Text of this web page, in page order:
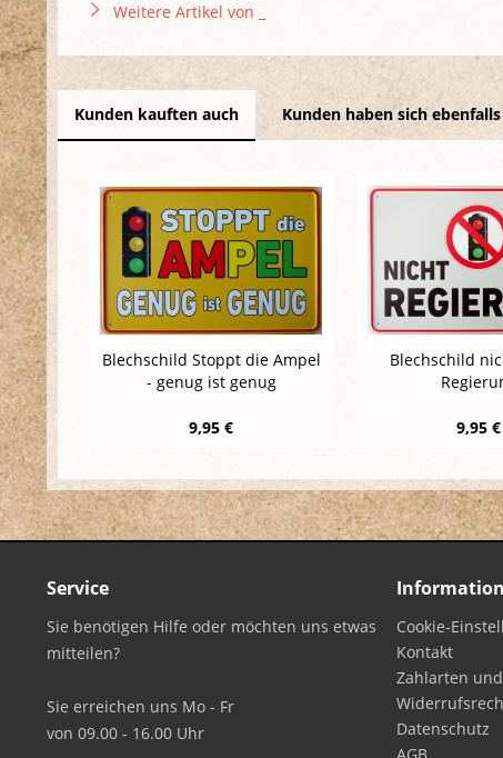
Weitere Artikel von _
Kunden kauften auch Kunden haben sich
Blechschild Stoppt die Ampel
- genug ist genug
9,95 €
Blechschild
9,95 €
Service
Sie benötigen Hilfe oder möchten uns etwas
mitteilen?
Sie erreichen uns Mo - Fr
von 09.00 - 16.00 Uhr
Cookie-
Kontakt
Zahlarten
Datenschutz